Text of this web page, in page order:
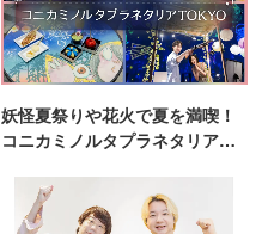
妖怪夏祭りや花火で夏を満喫！
コニカミノルタプラネタリア